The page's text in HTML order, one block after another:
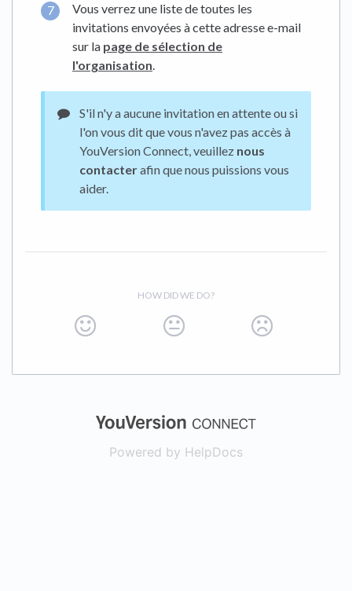
Vous verrez une liste de toutes les
invitations envoyées à cette adresse e-mail
sur la page de sélection de
l'organisation.
S'il n'y a aucune invitation en attente ou si
l'on vous dit que vous n'avez pas accès à
YouVersion Connect, veuillez nous
contacterafin que nous puissions vous
aider.
HOW DID WE DO?
(opens in a
Powered by HelpDocs